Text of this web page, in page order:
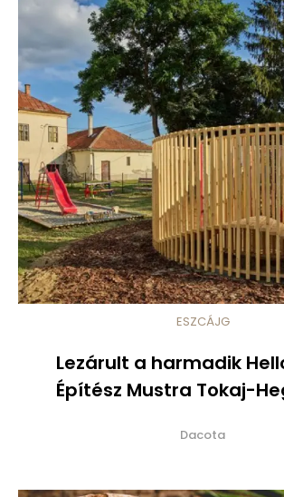
ESZCÁJG
Lezárult a harmadik
Építész Mustra Tokaj-
Dacota